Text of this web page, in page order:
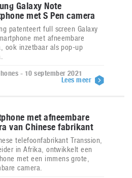
Galaxy Note
met S Pen camera
patenteert full screen Galaxy
met afneembare
ook inzetbaar als pop-up
- 10 september 2021
Lees meer
met afneembare
van Chinese fabrikant
telefoonfabrikant Transsion,
in Afrika, ontwikkelt een
met een immens grote,
camera.